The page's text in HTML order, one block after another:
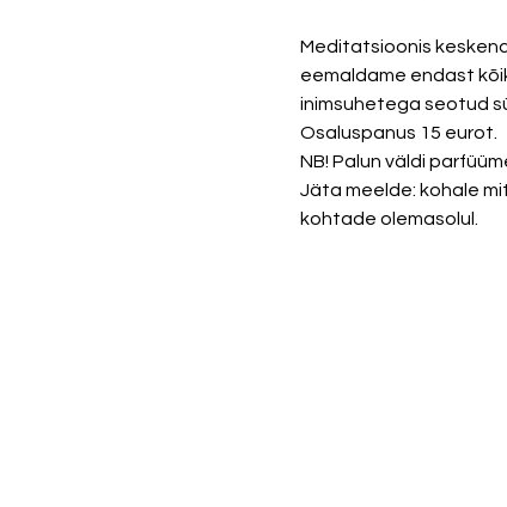
Meditatsioonis
eemaldame endast
Osaluspanus 15 eurot.
NB! Palun väldi
Jäta meelde: kohale
kohtade olemasolul.